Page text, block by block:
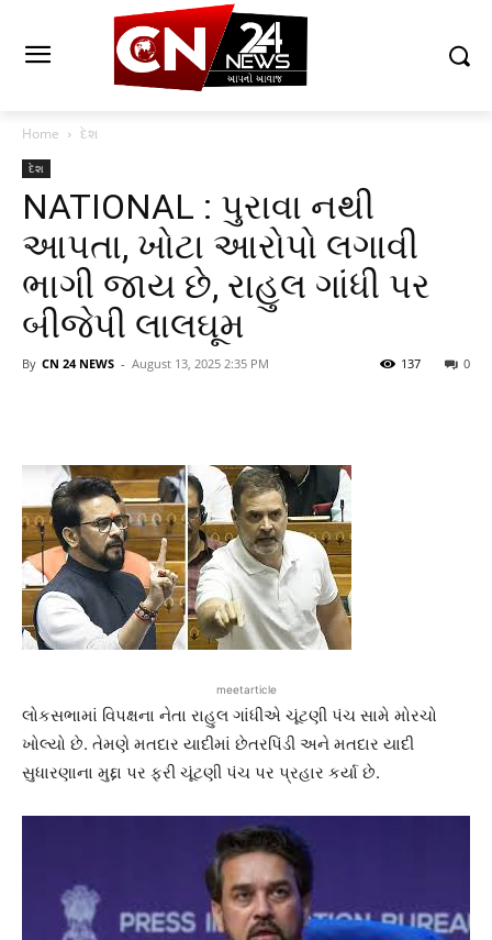
Home દેશ
દેશ
NATIONAL : પુરાવા નથી
આપતા, ખોટા આરોપો લગાવી
ભાગી જાય છે, રાહુલ ગાંધી પર
બીજેપી લાલઘૂમ
By CN 24 NEWS - August 13, 2025 2:35 PM 0
137
meetarticle
લોકસભામાં વિપક્ષના નેતા રાહુલ ગાંધીએ ચૂંટણી પંચ સામે મોરચો
ખોલ્યો છે. તેમણે મતદાર યાદીમાં છેતરપિંડી અને મતદાર યાદી
સુધારણાના મુદ્દા પર ફરી ચૂંટણી પંચ પર પ્રહાર કર્યા છે.